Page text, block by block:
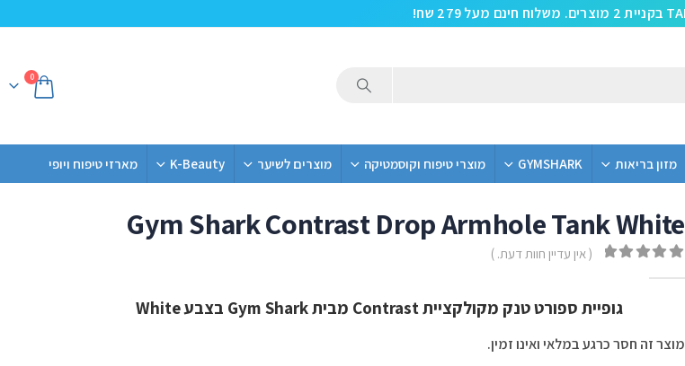
0
מזון בריאות GYMSHARK מוצרי טיפוח וקוסמטיקה מוצרים לשיער K-Beauty מארזי טיפוח ויופי
Gym Shark Contrast Drop Armhole Tank White
( אין עדיין חוות דעת. )
גופיית ספורט טנק מקולקציית Contrast מבית Gym Shark בצבע White
מוצר זה חסר כרגע במלאי ואינו זמין.